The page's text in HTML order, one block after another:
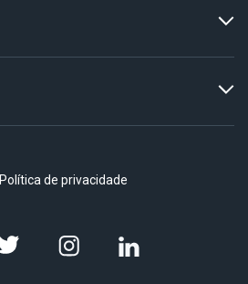
Política de privacidade